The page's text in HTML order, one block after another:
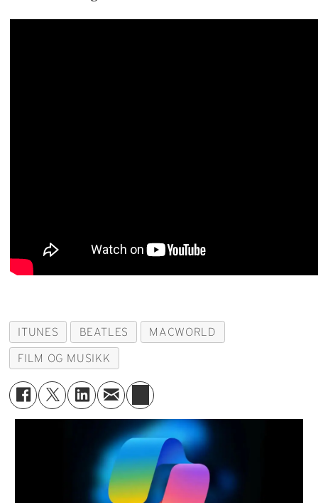
ITUNES BEATLES MACWORLD
FILM OG MUSIKK